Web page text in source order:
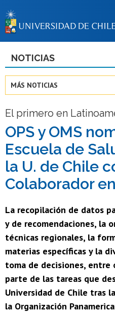
NOTICIAS
MÁS NOTICIAS
El primero en
OPS y OMS
Escuela de
la U. de Chile
Colaborador
La recopilación de datos
y de recomendaciones, la
técnicas regionales, la
materias específicas y la
toma de decisiones, entre
parte de las tareas que
Universidad de Chile tras
la Organización